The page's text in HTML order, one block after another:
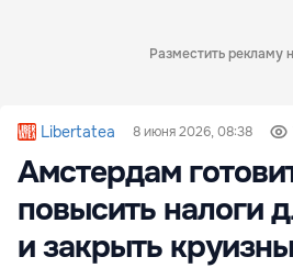
Разместить рекламу
Libertatea 8 июня 2026, 08:38
Амстердам
повысить налоги
и закрыть